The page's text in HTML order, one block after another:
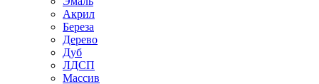
Акрил
Береза
Дерево
Дуб
ЛДСП
Массив